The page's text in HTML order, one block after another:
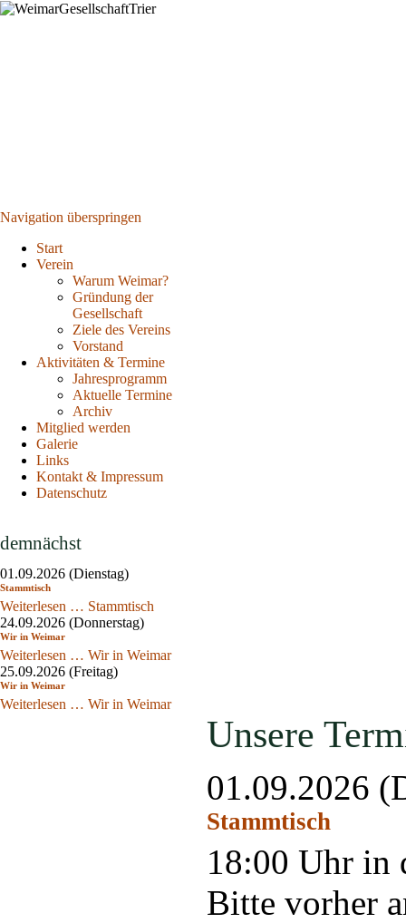
Navigation überspringen
Start
Verein
Warum Weimar?
Gründung der
Gesellschaft
Ziele des Vereins
Vorstand
Aktivitäten & Termine
Jahresprogramm
Aktuelle Termine
Archiv
Mitglied werden
Galerie
Links
Kontakt & Impressum
Datenschutz
demnächst
01.09.2026 (Dienstag)
Stammtisch
Weiterlesen … Stammtisch
24.09.2026 (Donnerstag)
Wir in Weimar
Weiterlesen … Wir in Weimar
25.09.2026 (Freitag)
Wir in Weimar
Weiterlesen … Wir in Weimar
Unsere
01.09.2026
Stammtisch
18:00 Uhr in
Bitte vorher